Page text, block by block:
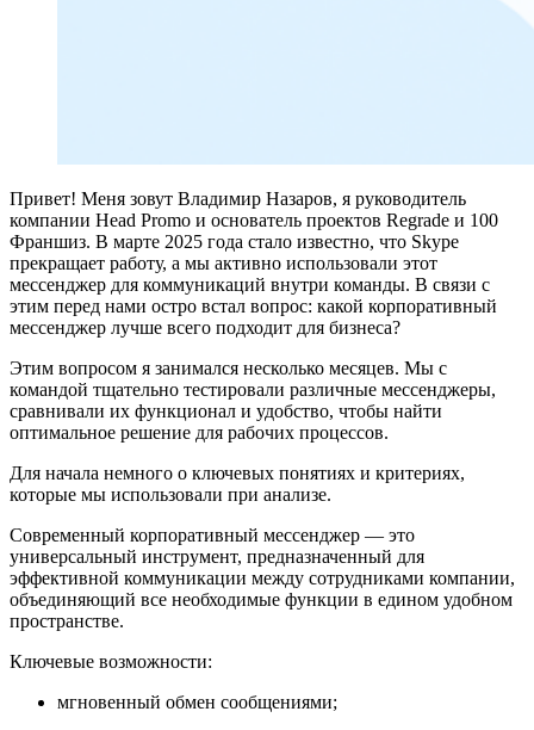
Привет! Меня зовут Владимир Назаров, я руководитель
компании Head Promo и основатель проектов Regrade и 100
Франшиз. В марте 2025 года стало известно, что Skype
прекращает работу, а мы активно использовали этот
мессенджер для коммуникаций внутри команды. В связи с
этим перед нами остро встал вопрос: какой корпоративный
мессенджер лучше всего подходит для бизнеса?
Этим вопросом я занимался несколько месяцев. Мы с
командой тщательно тестировали различные мессенджеры,
сравнивали их функционал и удобство, чтобы найти
оптимальное решение для рабочих процессов.
Для начала немного о ключевых понятиях и критериях,
которые мы использовали при анализе.
Современный корпоративный мессенджер — это
универсальный инструмент, предназначенный для
эффективной коммуникации между сотрудниками компании,
объединяющий все необходимые функции в едином удобном
пространстве.
Ключевые возможности:
мгновенный обмен сообщениями;